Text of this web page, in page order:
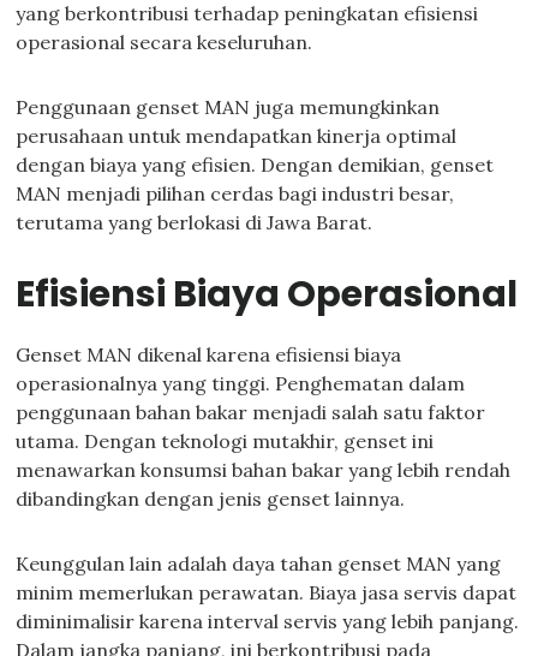
yang berkontribusi terhadap peningkatan efisiensi
operasional secara keseluruhan.
Penggunaan genset MAN juga memungkinkan
perusahaan untuk mendapatkan kinerja optimal
dengan biaya yang efisien. Dengan demikian, genset
MAN menjadi pilihan cerdas bagi industri besar,
terutama yang berlokasi di Jawa Barat.
Efisiensi Biaya Operasional
Genset MAN dikenal karena efisiensi biaya
operasionalnya yang tinggi. Penghematan dalam
penggunaan bahan bakar menjadi salah satu faktor
utama. Dengan teknologi mutakhir, genset ini
menawarkan konsumsi bahan bakar yang lebih rendah
dibandingkan dengan jenis genset lainnya.
Keunggulan lain adalah daya tahan genset MAN yang
minim memerlukan perawatan. Biaya jasa servis dapat
diminimalisir karena interval servis yang lebih panjang.
Dalam jangka panjang, ini berkontribusi pada